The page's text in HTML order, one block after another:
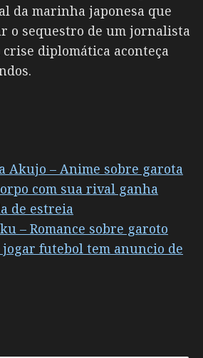
da marinha japonesa que
o sequestro de um jornalista
diplomática aconteça
Akujo – Anime sobre garota
com sua rival ganha
de estreia
– Romance sobre garoto
jogar futebol tem anuncio de